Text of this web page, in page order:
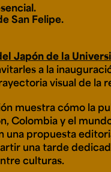
Notas
Videos
personería
del 2025.
Ext.
San Felipe.
Japón de la
a la
visual de la
muestra cómo la
Colombia y el
una propuesta
una tarde
culturas.